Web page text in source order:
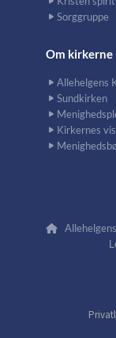
Sorggruppe
Om kirkerne
Allehelgens
Sundkirken
Kirkernes
Allehelgens